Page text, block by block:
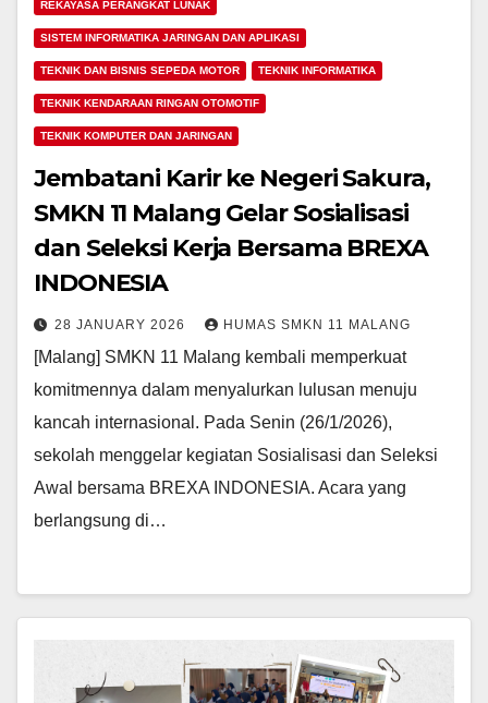
REKAYASA PERANGKAT LUNAK
SISTEM INFORMATIKA JARINGAN DAN APLIKASI
TEKNIK DAN BISNIS SEPEDA MOTOR TEKNIK INFORMATIKA
TEKNIK KENDARAAN RINGAN OTOMOTIF
TEKNIK KOMPUTER DAN JARINGAN
Jembatani Karir ke Negeri Sakura,
SMKN 11 Malang Gelar Sosialisasi
dan Seleksi Kerja Bersama BREXA
INDONESIA
28 JANUARY 2026 HUMAS SMKN 11 MALANG
[Malang] SMKN 11 Malang kembali memperkuat
komitmennya dalam menyalurkan lulusan menuju
kancah internasional. Pada Senin (26/1/2026),
sekolah menggelar kegiatan Sosialisasi dan Seleksi
Awal bersama BREXA INDONESIA. Acara yang
berlangsung di…